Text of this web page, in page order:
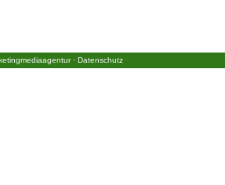
· Datenschutz